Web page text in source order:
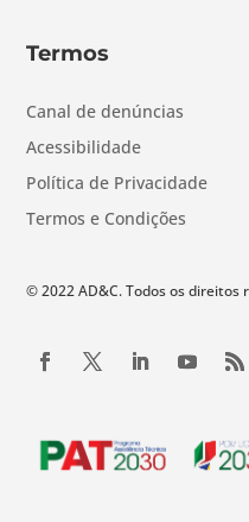
Termos
Canal de denúncias
Acessibilidade
Política de Privacidade
Termos e Condições
© 2022 AD&C. Todos os direitos